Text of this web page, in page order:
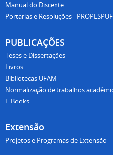
Manual do Discente
Portarias e Resoluções -
PUBLICAÇÕES
Teses e Dissertações
Livros
Bibliotecas UFAM
Normalização de trabalhos
E-Books
Extensão
Projetos e Programas de Extensão